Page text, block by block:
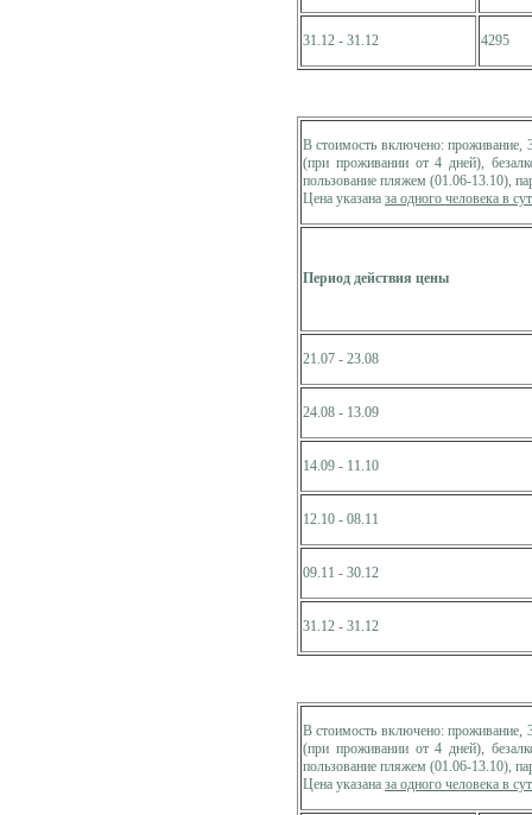
31.12 - 31.12 4295
В стоимость включено: проживание,
(при проживании от 4 дней),
пользование пляжем (01.06-13.10),
Цена указана за одного человека в
Период действия цены
21.07 - 23.08
24.08 - 13.09
14.09 - 11.10
12.10 - 08.11
09.11 - 30.12
31.12 - 31.12
В стоимость включено: проживание,
(при проживании от 4 дней),
пользование пляжем (01.06-13.10),
Цена указана за одного человека в